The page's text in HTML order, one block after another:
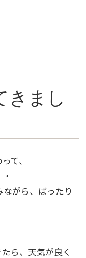
きまし
て、
がら、ばったり
ら、天気が良く